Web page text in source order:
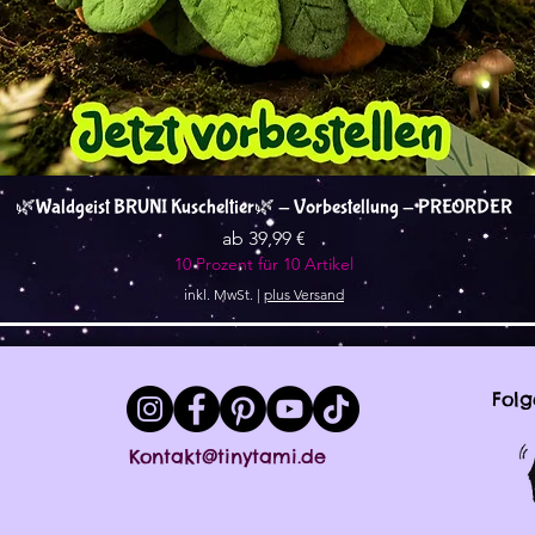
Schnellansicht
🌿Waldgeist BRUNI Kuscheltier🌿 - Vorbestellung - PREORDER
ab 39,99 €
Sale-Preis
10 Prozent für 10 Artikel
inkl. MwSt. | plus Versand
Kontakt@tinytami.de